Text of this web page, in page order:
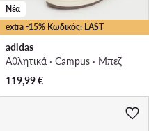
extra -15% Κωδικός: LAST
Νέα
adidas
Αθλητικά · Campus · Μπεζ
119,99€